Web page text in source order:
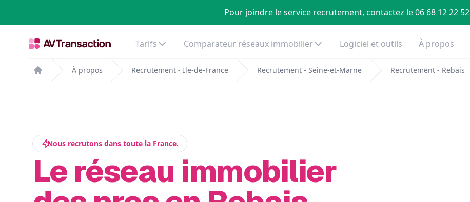
Pour joindre le service recrutement, contactez le 06 68 12 22 52
Tarifs Comparateur réseaux immobilier Logiciel et outils À propos
Home
À propos Recrutement - Ile-de-France Recrutement - Seine-et-Marne Recrutement - Rebais
Nous recrutons dans toute la France.
Le réseau immobilier